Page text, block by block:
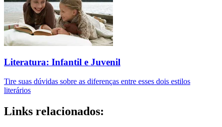
Literatura: Infantil e Juvenil
Tire suas dúvidas sobre as diferenças entre esses dois estilos
literários
Links relacionados: